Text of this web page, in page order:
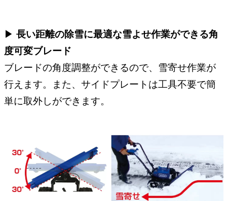
▶︎ 長い距離の除雪に最適な雪よせ作業ができる角
度可変ブレード
ブレードの角度調整ができるので、雪寄せ作業が
行えます。また、サイドプレートは工具不要で簡
単に取外しができます。